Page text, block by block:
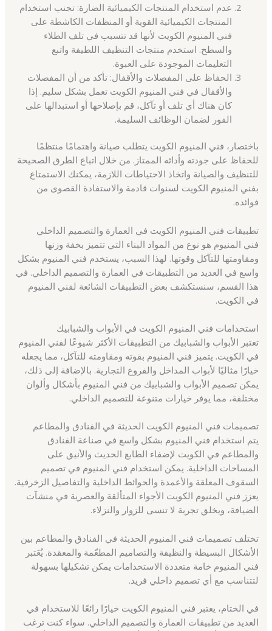
عدم استخدام المنتجات الكيميائية الضارة: تجنب استخدام
المنتجات الكيميائية القوية أو المنظفات الكاشطة على
فني المنيوم الكويت لأنها قد تتسبب في تلف الطلاء
والسطح. استخدم منتجات التنظيف اللطيفة واتبع
التعليمات الموجودة على العبوة.
الحفاظ على المفصلات والأقفال: تأكد من أن المفصلات
والأقفال في فني المنيوم الكويت تعمل بشكل سليم. إذا
كان هناك أي تلف أو تآكل، قم بإصلاحها أو استبدالها على
الفور لضمان الوظائف السليمة.
باختصار، فني المنيوم الكويت يتطلب صيانة واهتمامًا منتظمًا
للحفاظ على جودته وأدائه الممتاز. من خلال اتباع الطرق الصحيحة
للتنظيف والصيانة واتخاذ الاحتياطات اللازمة، يمكنك الاستمتاع
بفني المنيوم الكويت لسنوات قادمة والاستفادة القصوى من
فوائده.
تطبيقات فني المنيوم الكويت في العمارة والتصميم الداخلي
فني المنيوم هو نوع من المواد البناء التي تتميز بخفة وزنها
ومقاومتها للتآكل وقوتها. لهذا السبب، يستخدم فني المنيوم بشكل
واسع في العديد من التطبيقات في العمارة والتصميم الداخلي. في
هذا القسم، سنستكشف بعض التطبيقات الشائعة لفني المنيوم
في الكويت.
استخدامات فني المنيوم الكويت في الأبواب والشبابيك
تعتبر الأبواب والشبابيك من التطبيقات الأكثر شيوعًا لفني المنيوم
في الكويت. يتميز فني المنيوم بقوته ومقاومته للتآكل، مما يجعله
خيارًا مثاليًا لأبواب المداخل والفروع التجارية. بالإضافة إلى ذلك،
يمكن تصميم الأبواب والشبابيك من فني المنيوم بأشكال وألوان
مختلفة، مما يوفر خيارات متنوعة للتصميم الداخلي.
تصميمات فني المنيوم الكويت الحديثة في الفنادق والمطاعم
يتم استخدام فني المنيوم بشكل واسع في صناعة الفنادق
والمطاعم في الكويت لإضفاء الطابع الحديث والأنيق على
المساحات الداخلية. يمكن استخدام فني المنيوم في تصميم
السقوف المعلقة والأعمدة والحوائط الداخلية والتفاصيل الزخرفية.
يعزز فني المنيوم الكويت الأجواء المتألقة والعصرية في منشآت
الضيافة، ويخلق تجربة لا تنسى للزوار والنزلاء.
تختلف تصميمات فني المنيوم الحديثة في الفنادق والمطاعم بين
الأشكال البسيطة والنظيفة والتصاميم المطعّمة والمعقدة. يُعَتبر
فني المنيوم خامة متعددة الاستخدامات يمكن تشكيلها بسهولة
لتتناسب مع أي تصميم داخلي فريد.
في الختام، يعتبر فني المنيوم الكويت خيارًا رائعًا للاستخدام في
العديد من تطبيقات العمارة والتصميم الداخلي. سواء كنت ترغب